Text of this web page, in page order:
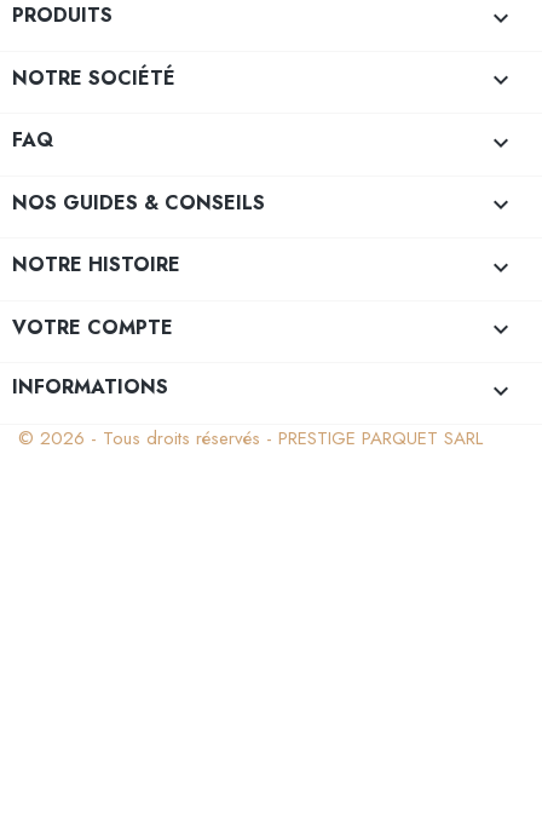
PRODUITS 
NOTRE SOCIÉTÉ 
FAQ 
NOS GUIDES & CONSEILS 
NOTRE HISTOIRE 
VOTRE COMPTE 
INFORMATIONS keyboard_arrow_down
© 2026 - Tous droits réservés - PRESTIGE PARQUET SARL